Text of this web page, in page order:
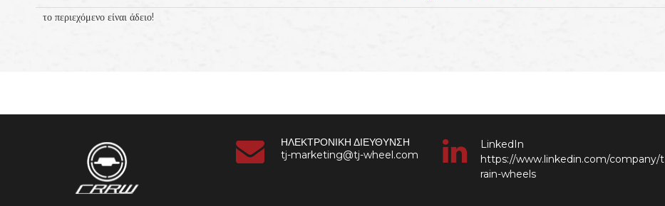
το περιεχόμενο είναι άδειο!
ΗΛΕΚΤΡΟΝΙΚΗ ΔΙΕΥΘΥΝΣΗ
tj-marketing@tj-wheel.com
LinkedIn
https://www.linkedin.com/company/t
rain-wheels